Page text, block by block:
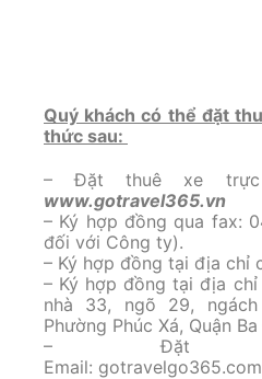
Quý khách có thể đặt
thức sau:
– Đặt thuê xe trực
www.gotravel365.vn
– Ký hợp đồng qua fax:
đối với Công ty).
– Ký hợp đồng tại địa chỉ
– Ký hợp đồng tại địa
nhà 33, ngõ 29,
Phường Phúc Xá, Quận
– Đặt
Email: